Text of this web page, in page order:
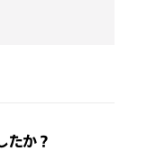
たか？